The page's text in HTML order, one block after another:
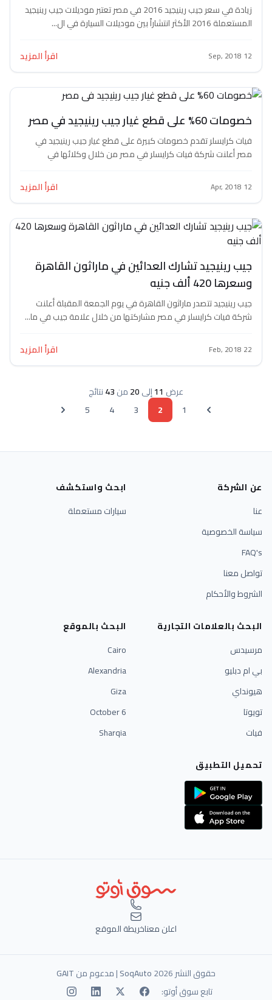
زيادة في سعر جيب رينيجيد 2016 في مصر تعتبر موديلات جيب رينيجيد
المستعملة 2016 الأكثر انتشاراً بين موديلات السيارة في ال...
12 Sep, 2018 اقرأ المزيد
خصومات 60% على قطع غيار جيب رينيجيد في مصر
فيات كرايسلر تقدم خصومات كبيرة على قطع غيار جيب رينيجيد في
مصر أعلنت شركة فيات كرايسلر في مصر من خلال وكلائها في
12 Apr, 2018 اقرأ المزيد
جيب رينيجيد تشارك العدائين في ماراثون القاهرة
وسعرها 420 ألف جنيه
جيب رينيجيد تتصدر ماراثون القاهرة في يوم الجمعة المقبلة أعلنت
شركة فيات كرايسلر في مصر مشاركتها من خلال علامة جيب في ما...
22 Feb, 2018 اقرأ المزيد
عرض 11إلى20من43نتائج
1
2
3
4
5
عن الشركة
عنا
سياسة الخصوصية
FAQ's
تواصل معنا
الشروط والأحكام
ابحث واستكشف
سيارات مستعملة
البحث بالعلامات التجارية
مرسيدس
بي ام دبليو
هيونداي
تويوتا
فيات
البحث بالموقع
Cairo
Alexandria
Giza
6 October
Sharqia
تحميل التطبيق
اعلن معناخريطة الموقع
حقوق النشر 2026 SoqAuto| مدعوم منGAIT
تابع سوق أوتو: